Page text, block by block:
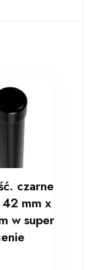
czarne
42 mm x
w super